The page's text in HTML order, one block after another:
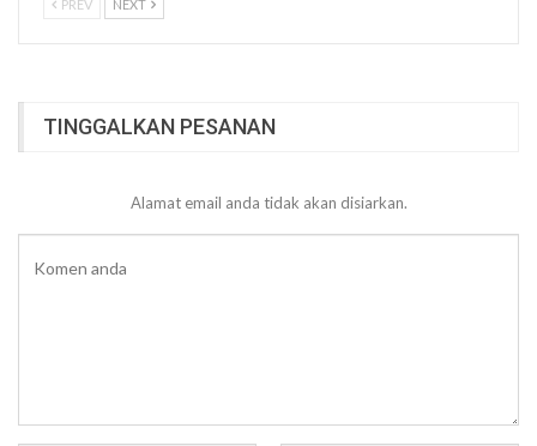
PREV NEXT
TINGGALKAN PESANAN
Alamat email anda tidak akan disiarkan.